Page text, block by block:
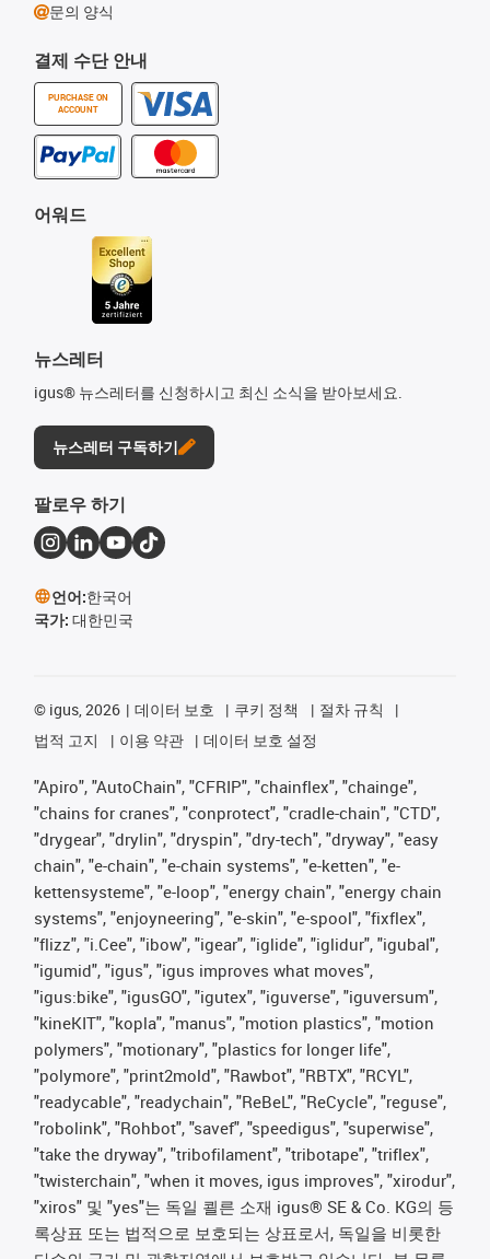
결제 수단 안내
PURCHASE ON
ACCOUNT
어워드
뉴스레터
igus® 뉴스레터를 신청하시고 최신 소식을 받아보세요.
뉴스레터 구독하기
문의 양식
팔로우 하기
언어:한국어
국가: 대한민국
© igus, 2026 데이터 보호 쿠키 정책
절차 규칙
법적 고지
이용 약관 데이터 보호 설정
"Apiro", "AutoChain", "CFRIP", "chainflex", "chainge",
"chains for cranes", "conprotect", "cradle-chain", "CTD",
"drygear", "drylin", "dryspin", "dry-tech", "dryway", "easy
chain", "e-chain", "e-chain systems", "e-ketten", "e-
kettensysteme", "e-loop", "energy chain", "energy chain
systems", "enjoyneering", "e-skin", "e-spool", "fixflex",
"flizz", "i.Cee", "ibow", "igear", "iglide", "iglidur", "igubal",
"igumid", "igus", "igus improves what moves",
"igus:bike", "igusGO", "igutex", "iguverse", "iguversum",
"kineKIT", "kopla", "manus", "motion plastics", "motion
polymers", "motionary", "plastics for longer life",
"polymore", "print2mold", "Rawbot", "RBTX", "RCYL",
"readycable", "readychain", "ReBeL", "ReCycle", "reguse",
"robolink", "Rohbot", "savef", "speedigus", "superwise",
"take the dryway", "tribofilament", "tribotape", "triflex",
"twisterchain", "when it moves, igus improves", "xirodur",
"xiros" 및 "yes"는 독일 쾰른 소재 igus® SE & Co. KG의 등
록상표 또는 법적으로 보호되는 상표로서, 독일을 비롯한